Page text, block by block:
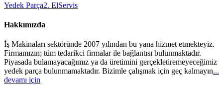
Yedek Parça2. ElServis
Hakkımızda
İş Makinaları sektöründe 2007 yılından bu yana hizmet etmekteyiz.
Firmamızın; tüm tedarikci firmalar ile bağlantısı bulunmaktadır.
Piyasada bulamayacağımız ya da üretimini gerçekletiremeyeceğimiz
yedek parça bulunmamaktadır. Bizimle çalışmak için geç kalmayın...
devamı için